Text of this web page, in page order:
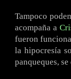
Tampoco
acompaña a
fueron
la hipocresía
panqueques,